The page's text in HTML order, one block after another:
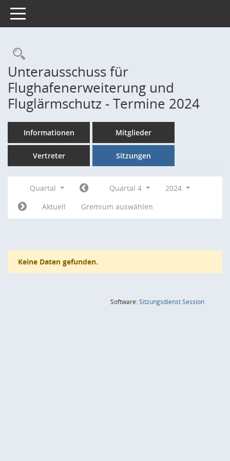
Toggle navigation
Rechercheauswahl
Unterausschuss für
Flughafenerweiterung und
Fluglärmschutz - Termine 2024
Informationen Mitglieder
Vertreter Sitzungen
Quartal Quartal 4
2024
Aktuell
Gremium auswählen
Keine Daten gefunden.
Software:SitzungsdienstSession(Wird in